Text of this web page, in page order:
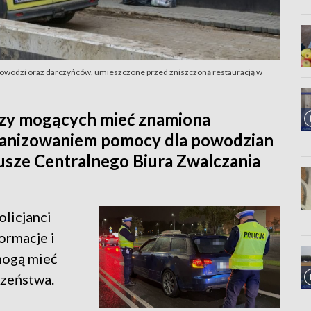
oraz darczyńców, umieszczone przed zniszczoną restauracją w
mogących mieć znamiona
pomocy dla powodzian
Centralnego Biura Zwalczania
i
mieć